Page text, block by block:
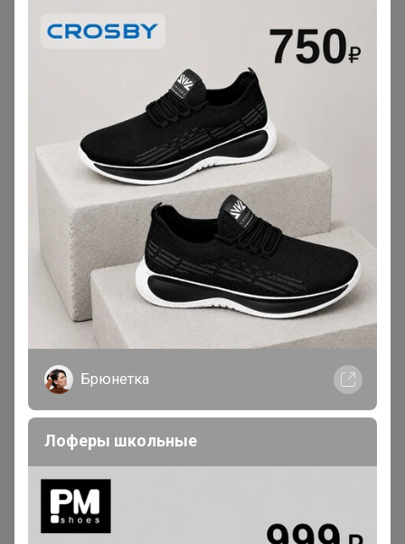
Кандидат в магистры
В теме "LЕА **ПРЕМИУМ БРЕНД** СВОБОДНЫЙ
СКЛАД"
6 февраля, 2026 22:49
Светла@я , Здравствуйте! Подскажите, пожалуйста,
успеваю в текущую закупку?
Брюнетка
Лоферы школьные